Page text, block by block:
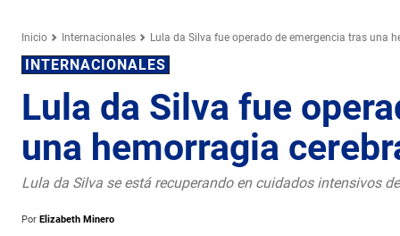
Inicio Internacionales Lula da Silva fue operado de emergencia tras una
INTERNACIONALES
Lula da Silva fue
una hemorragia
Lula da Silva se está recuperando en cuidados intensivos
Por Elizabeth Minero